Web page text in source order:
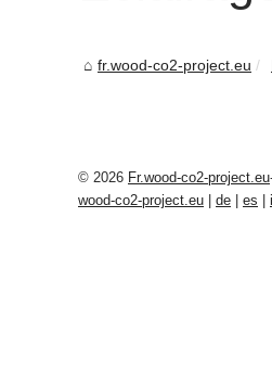
fr.wood-co2-project.eu
© 2026 Fr.wood-co2-project.eu
wood-co2-project.eu
de es